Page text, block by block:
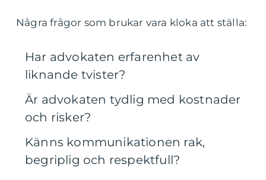
Några frågor som brukar vara kloka att ställa:
Har advokaten erfarenhet av
liknande tvister?
Är advokaten tydlig med kostnader
och risker?
Känns kommunikationen rak,
begriplig och respektfull?